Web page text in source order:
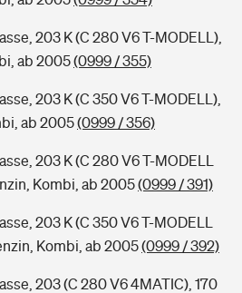
203 K (C 280 V6 T-MODELL),
ab 2005(0999 / 355)
203 K (C 350 V6 T-MODELL),
ab 2005(0999 / 356)
203 K (C 280 V6 T-MODELL
Kombi, ab 2005(0999 / 391)
203 K (C 350 V6 T-MODELL
Kombi, ab 2005(0999 / 392)
203 (C 280 V6 4MATIC), 170